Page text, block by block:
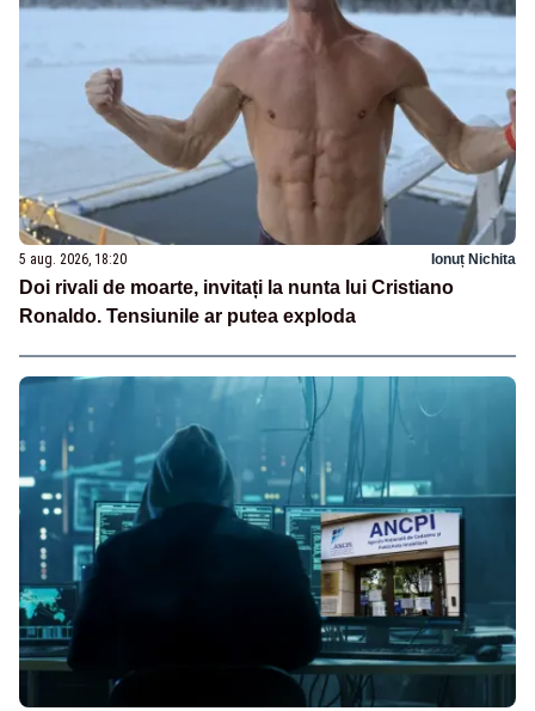
5 aug. 2026, 18:20 Ionuț Nichita
Doi rivali de moarte, invitați la nunta lui Cristiano
Ronaldo. Tensiunile ar putea exploda